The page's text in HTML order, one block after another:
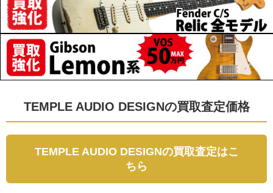
TEMPLE AUDIO DESIGNの買取査定価格
TEMPLE AUDIO DESIGNの買取査定はこ
ちら